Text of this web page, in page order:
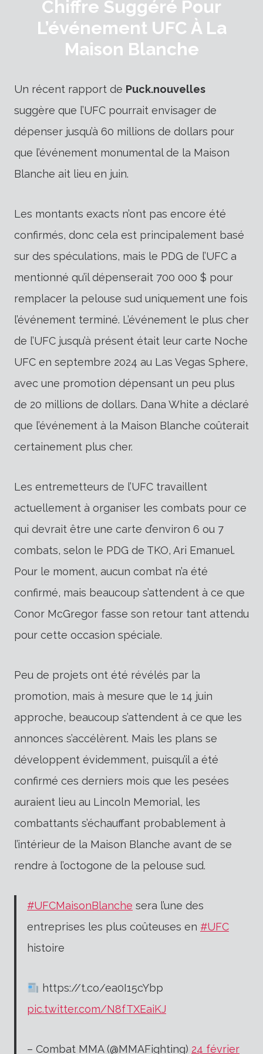
Chiffre Suggéré Pour
L’événement UFC À La
Maison Blanche
Un récent rapport de Puck.nouvelles
suggère que l’UFC pourrait envisager de
dépenser jusqu’à 60 millions de dollars pour
que l’événement monumental de la Maison
Blanche ait lieu en juin.
Les montants exacts n’ont pas encore été
confirmés, donc cela est principalement basé
sur des spéculations, mais le PDG de l’UFC a
mentionné qu’il dépenserait 700 000 $ pour
remplacer la pelouse sud uniquement une fois
l’événement terminé. L’événement le plus cher
de l’UFC jusqu’à présent était leur carte Noche
UFC en septembre 2024 au Las Vegas Sphere,
avec une promotion dépensant un peu plus
de 20 millions de dollars. Dana White a déclaré
que l’événement à la Maison Blanche coûterait
certainement plus cher.
Les entremetteurs de l’UFC travaillent
actuellement à organiser les combats pour ce
qui devrait être une carte d’environ 6 ou 7
combats, selon le PDG de TKO, Ari Emanuel.
Pour le moment, aucun combat n’a été
confirmé, mais beaucoup s’attendent à ce que
Conor McGregor fasse son retour tant attendu
pour cette occasion spéciale.
Peu de projets ont été révélés par la
promotion, mais à mesure que le 14 juin
approche, beaucoup s’attendent à ce que les
annonces s’accélèrent. Mais les plans se
développent évidemment, puisqu’il a été
confirmé ces derniers mois que les pesées
auraient lieu au Lincoln Memorial, les
combattants s’échauffant probablement à
l’intérieur de la Maison Blanche avant de se
rendre à l’octogone de la pelouse sud.
#UFCMaisonBlanche sera l’une des
entreprises les plus coûteuses en #UFC
histoire
https://t.co/ea0I15cYbp
pic.twitter.com/N8fTXEaiKJ
– Combat MMA (@MMAFighting) 24 février